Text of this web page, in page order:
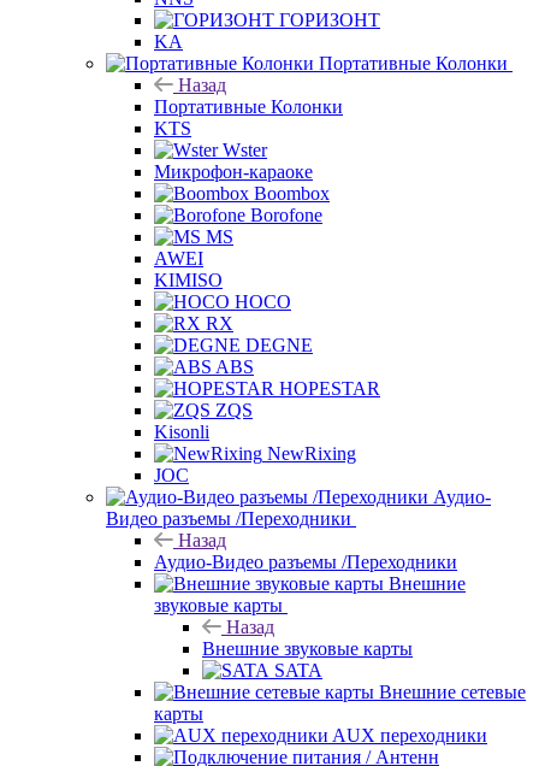
ГОРИЗОНТ
KA
Портативные Колонки
Назад
Портативные Колонки
KTS
Wster
Микрофон-караоке
Boombox
Borofone
MS
AWEI
KIMISO
HOCO
RX
DEGNE
ABS
HOPESTAR
ZQS
Kisonli
NewRixing
JOC
Аудио-
Видео разъемы /Переходники
Назад
Аудио-Видео разъемы /Переходники
Внешние
звуковые карты
Назад
Внешние звуковые карты
SATA
Внешние сетевые
карты
AUX переходники